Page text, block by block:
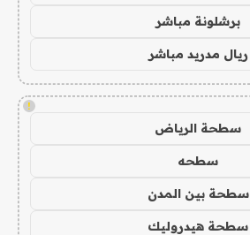
برشلونة مباشر
ريال مدريد مباشر
!
سطحة الرياض
سطحه
سطحة بين المدن
سطحة هيدروليك